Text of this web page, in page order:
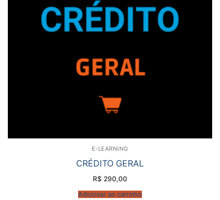
E-LEARNING
CRÉDITO GERAL
R$ 290,00
Adicionar ao carrinho